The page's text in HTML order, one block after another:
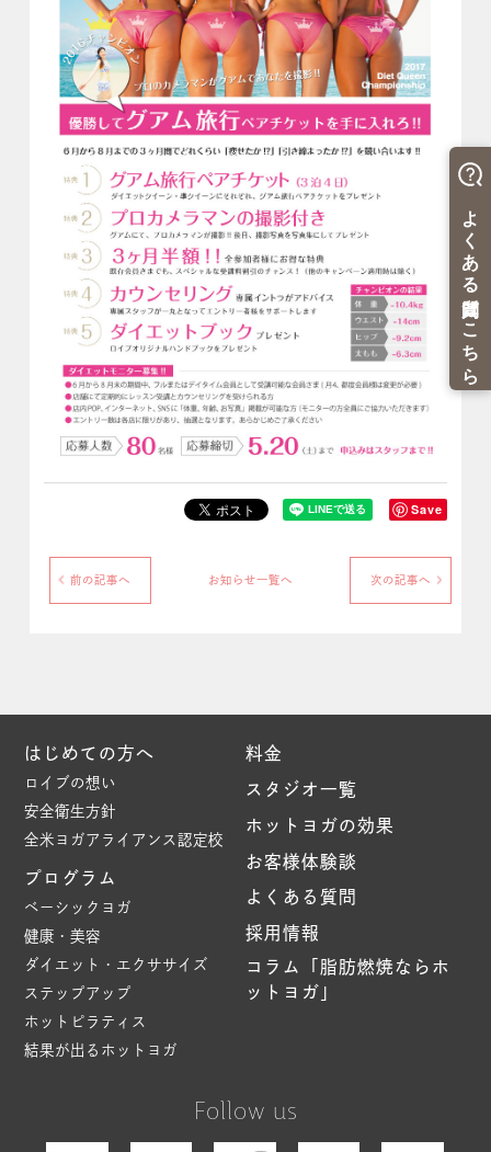
Save
前の記事へ お知らせ一覧へ 次の記事へ
Follow us
はじめての方へ
ロイブの想い
安全衛生方針
全米ヨガアライアンス認定校
プログラム
ベーシックヨガ
健康・美容
ダイエット・エクササイズ
ステップアップ
ホットピラティス
結果が出るホットヨガ
料金
スタジオ一覧
ホットヨガの効果
お客様体験談
よくある質問
採用情報
コラム「脂肪燃焼ならホ
ットヨガ」